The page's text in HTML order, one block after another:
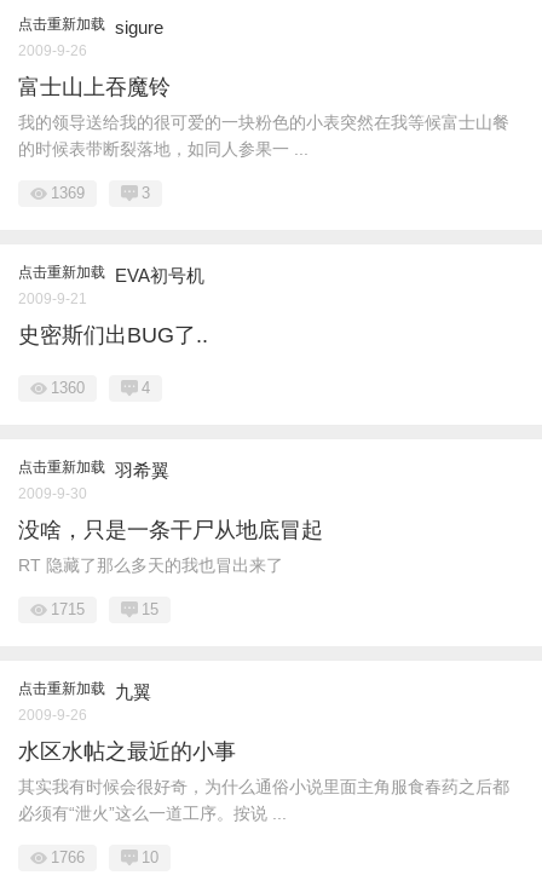
点击重新加载 sigure
2009-9-26
富士山上吞魔铃
我的领导送给我的很可爱的一块粉色的小表突然在我等候富士山餐
的时候表带断裂落地，如同人参果一 ...
1369 3
点击重新加载 EVA初号机
2009-9-21
史密斯们出BUG了..
1360 4
点击重新加载 羽希翼
2009-9-30
没啥，只是一条干尸从地底冒起
RT 隐藏了那么多天的我也冒出来了
1715 15
点击重新加载 九翼
2009-9-26
水区水帖之最近的小事
其实我有时候会很好奇，为什么通俗小说里面主角服食春药之后都
必须有“泄火”这么一道工序。按说 ...
1766 10